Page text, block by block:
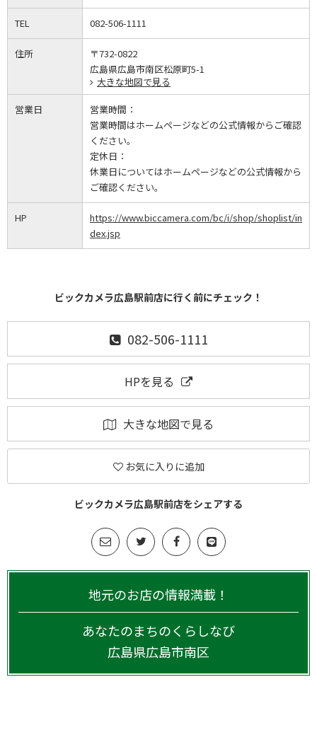
TEL 082-506-1111
住所
〒732-0822
広島県広島市南区松原町5-1
大きな地図で見る
営業日
営業時間：
営業時間はホームページなどの公式情報からご確認
ください。
定休日：
休業日についてはホームページなどの公式情報から
ご確認ください。
HP
https://www.biccamera.com/bc/i/shop/shoplist/in
dex.jsp
ビックカメラ広島駅前店に行く前にチェック！
082-506-1111
HPを見る
大きな地図で見る
お気に入りに追加
ビックカメラ広島駅前店をシェアする
地元のお店の情報満載！
あなたのまちのくらしなび
広島県広島市南区